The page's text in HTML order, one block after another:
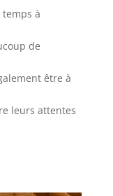
à
de
être à
leurs attentes